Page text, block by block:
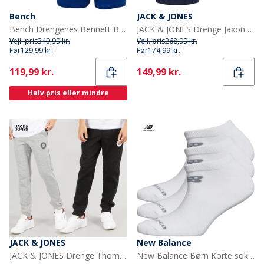
Bench
Bench Drengenes Bennett Boxer-pakke med 5 par Blå
Vejl. pris349,99 kr.
Før129,99 kr.
Current
119,99 kr.
Halv pris eller mindre
JACK & JONES
JACK & JONES Drenge Jaxon T-shirts Flerfarvet
Vejl. pris268,99 kr.
Før174,99 kr.
Current
149,99 kr.
JACK & JONES
JACK & JONES Drenge Thomas Joggingbukser 2-pak Lys grå Melange/Sort
New Balance
New Balance Børn Korte sokker Hvid